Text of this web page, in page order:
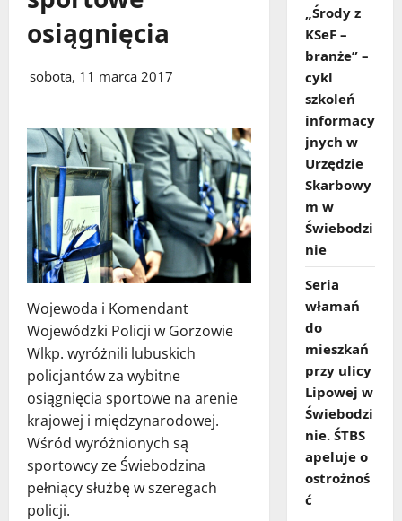
osiągnięcia
sobota, 11 marca 2017
Wojewoda i Komendant
Wojewódzki Policji w Gorzowie
Wlkp. wyróżnili lubuskich
policjantów za wybitne
osiągnięcia sportowe na arenie
krajowej i międzynarodowej.
Wśród wyróżnionych są
sportowcy ze Świebodzina
pełniący służbę w szeregach
policji.
„Środy z
KSeF –
branże” –
cykl
szkoleń
informacy
jnych w
Urzędzie
Skarbowy
m w
Świebodzi
nie
Seria
włamań
do
mieszkań
przy ulicy
Lipowej w
Świebodzi
nie. ŚTBS
apeluje o
ostrożnoś
ć